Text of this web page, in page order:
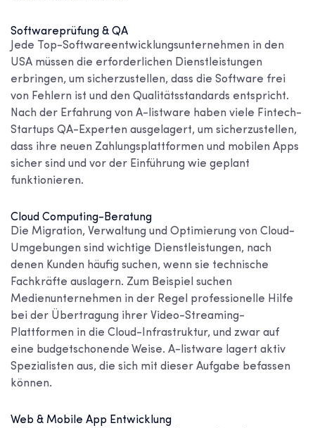
Softwareprüfung & QA
Jede
Top-Softwareentwicklungsunternehmen in den
USA müssen die erforderlichen Dienstleistungen
erbringen, um sicherzustellen, dass die Software frei
von Fehlern ist und den Qualitätsstandards entspricht.
Nach der Erfahrung von A-listware haben viele Fintech-
Startups QA-Experten ausgelagert, um sicherzustellen,
dass ihre neuen Zahlungsplattformen und mobilen Apps
sicher sind und vor der Einführung wie geplant
funktionieren.
Cloud Computing-Beratung
Die Migration, Verwaltung und Optimierung von Cloud-
Umgebungen sind wichtige Dienstleistungen, nach
denen Kunden häufig suchen, wenn sie technische
Fachkräfte auslagern. Zum Beispiel suchen
Medienunternehmen in der Regel professionelle Hilfe
bei der Übertragung ihrer Video-Streaming-
Plattformen in die Cloud-Infrastruktur, und zwar auf
eine budgetschonende Weise. A-listware lagert aktiv
Spezialisten aus, die sich mit dieser Aufgabe befassen
können.
Web & Mobile App Entwicklung